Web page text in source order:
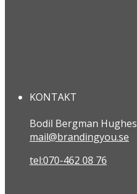
KONTAKT
Bodil Bergman Hughes
mail@brandingyou.se
tel:070-462 08 76